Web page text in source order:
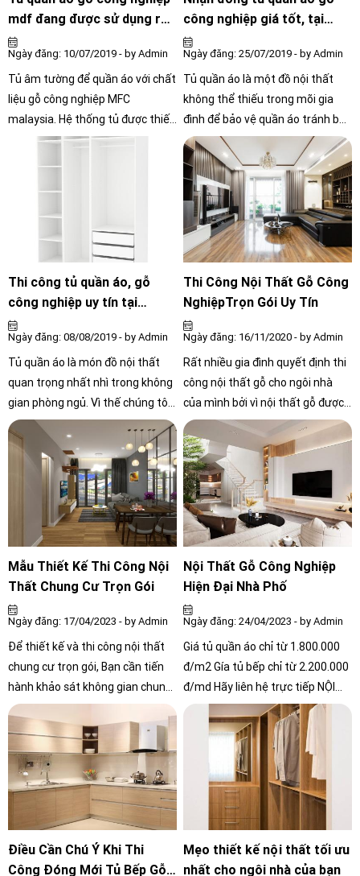
nhà mình thêm sang trọng và
bắt mắt.
mdf đang được sử dụng rất
phổ biết
Ngày đăng: 10/07/2019 - by Admin
Tủ âm tường để quần áo với chất
liệu gỗ công nghiệp MFC
malaysia. Hệ thống tủ được thiết
kế và thi công bởi (NỘI THẤT
công nghiệp giá tốt, tại
tphcm
Ngày đăng: 25/07/2019 - by Admin
Tủ quần áo là một đồ nội thất
không thể thiếu trong mõi gia
đình để bảo vệ quần áo tránh bụi
bẩn và giúp cho gia đình gọn
gàng hơn, do đó đóng tủ quần áo
ở quận gò vấp là cần thiết cho
khách hàng tại đây. Hãy liên hệ
NỘI THẤT CÔNG CHÍNH để đóng
tủ quần áo uy tín chuyên nghiệp
và giá rẻ tại quận gò vấp.
Thi công tủ quần áo, gỗ
công nghiệp uy tín tại
tphcm
Ngày đăng: 08/08/2019 - by Admin
Tủ quần áo là món đồ nội thất
quan trọng nhất nhì trong không
gian phòng ngủ. Vì thế chúng tôi
luôn thiết kế và cập nhật những
mẫu tủ quần áo đẹp nhất và hợp
với xu hướng hiện đại ngày nay.
Thi Công Nội Thất Gỗ Công
NghiệpTrọn Gói Uy Tín
Ngày đăng: 16/11/2020 - by Admin
Rất nhiều gia đình quyết định thi
công nội thất gỗ cho ngôi nhà
của mình bởi vì nội thất gỗ được
yêu thích nhất hiện nay, vừa
mang lại vẻ đẹp, tiện nghi mà giá
thành lại phải chăng. Cùng theo
dõi những thông tin trong bài
viết dưới đây về thi công nội thất
để có những kiến thức đầy đủ
nhất trước khi bắt tay vào thi
công công trình nhà bạn nhé.
Mẫu Thiết Kế Thi Công Nội
Thất Chung Cư Trọn Gói
Ngày đăng: 17/04/2023 - by Admin
Để thiết kế và thi công nội thất
chung cư trọn gói, Bạn cần tiến
hành khảo sát không gian chung
cư của mình để có được thông tin
về diện tích, hướng nhìn, kiểu cửa
sổ, cửa ra vào, vị trí các ống
thông gió và đường dây điện
nước, cũng như các yêu cầu của
gia đình về không gian, chức
năng và phong cách thiết kế cho
thẩm mỹ.
Nội Thất Gỗ Công Nghiệp
Hiện Đại Nhà Phố
Ngày đăng: 24/04/2023 - by Admin
Giá tủ quần áo chỉ từ 1.800.000
đ/m2 Gía tủ bếp chỉ từ 2.200.000
đ/md Hãy liên hệ trực tiếp NỘI
THẤT CÔNG CHÍNH để nhận báo
giá tốt nhất.
Điều Cần Chú Ý Khi Thi
Công Đóng Mới Tủ Bếp Gỗ
Mẹo thiết kế nội thất tối ưu
nhất cho ngôi nhà của bạn